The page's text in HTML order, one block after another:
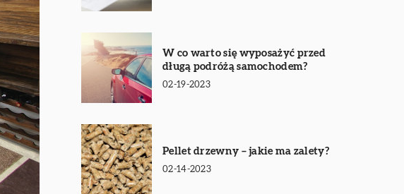
W co warto się wyposażyć przed
długą podróżą samochodem?
02-19-2023
Pellet drzewny – jakie ma zalety?
02-14-2023